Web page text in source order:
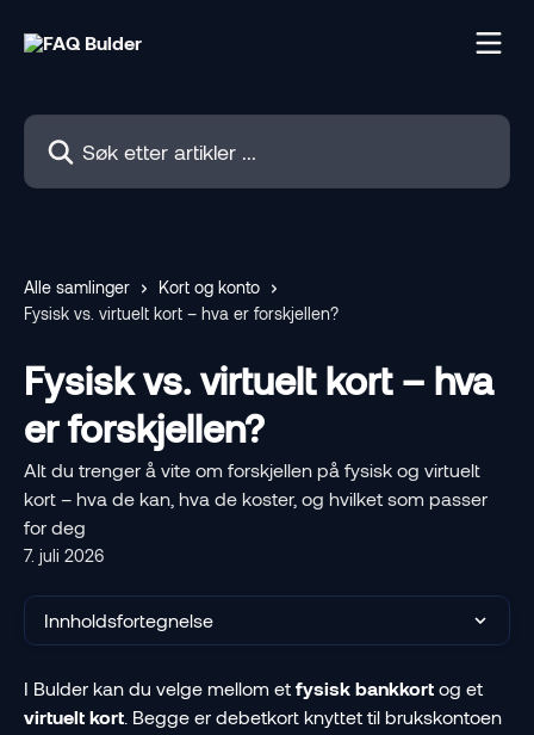
Søk etter artikler ...
Alle samlinger
Kort og konto
Fysisk vs. virtuelt kort – hva er forskjellen?
Fysisk vs. virtuelt kort – hva
er forskjellen?
Alt du trenger å vite om forskjellen på fysisk og virtuelt
kort – hva de kan, hva de koster, og hvilket som passer
for deg
7. juli 2026
Innholdsfortegnelse
I Bulder kan du velge mellom et fysisk bankkort og et
virtuelt kort . Begge er debetkort knyttet til brukskontoen